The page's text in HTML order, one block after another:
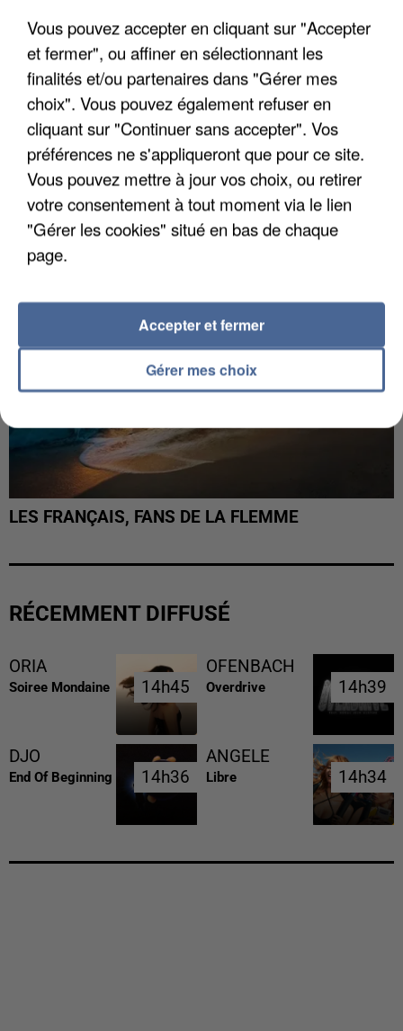
LES DONNÉES DE 300 000 CLIENTS DÉROBÉES À
INTERMARCHÉ APRÈS UNE...
LES FRANÇAIS, FANS DE LA FLEMME
RÉCEMMENT DIFFUSÉ
ORIA
Soiree Mondaine 14h45
14h45
OFENBACH
Overdrive 14h39
14h39
DJO
End Of Beginning 14h36
14h36
ANGELE
Libre 14h34
14h34
Vous pouvez accepter en cliquant sur "Accepter
et fermer", ou affiner en sélectionnant les
finalités et/ou partenaires dans "Gérer mes
choix". Vous pouvez également refuser en
cliquant sur "Continuer sans accepter". Vos
préférences ne s'appliqueront que pour ce site.
Vous pouvez mettre à jour vos choix, ou retirer
votre consentement à tout moment via le lien
"Gérer les cookies" situé en bas de chaque
page.
Gérer mes choix
Accepter et fermer